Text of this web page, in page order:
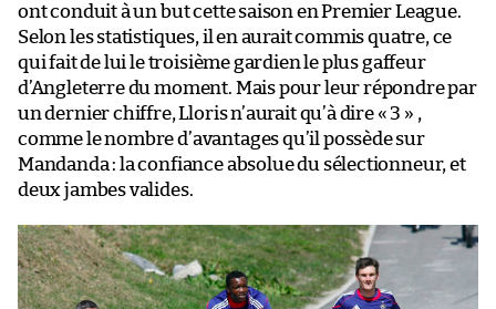
ont conduit à un but cette saison en Premier League.
Selon les statistiques, il en aurait commis quatre, ce
qui fait de lui le troisième gardien le plus gaffeur
d’Angleterre du moment. Mais pour leur répondre par
un dernier chiffre, Lloris n’aurait qu’à dire « 3 » ,
comme le nombre d’avantages qu’il possède sur
Mandanda : la confiance absolue du sélectionneur, et
deux jambes valides.